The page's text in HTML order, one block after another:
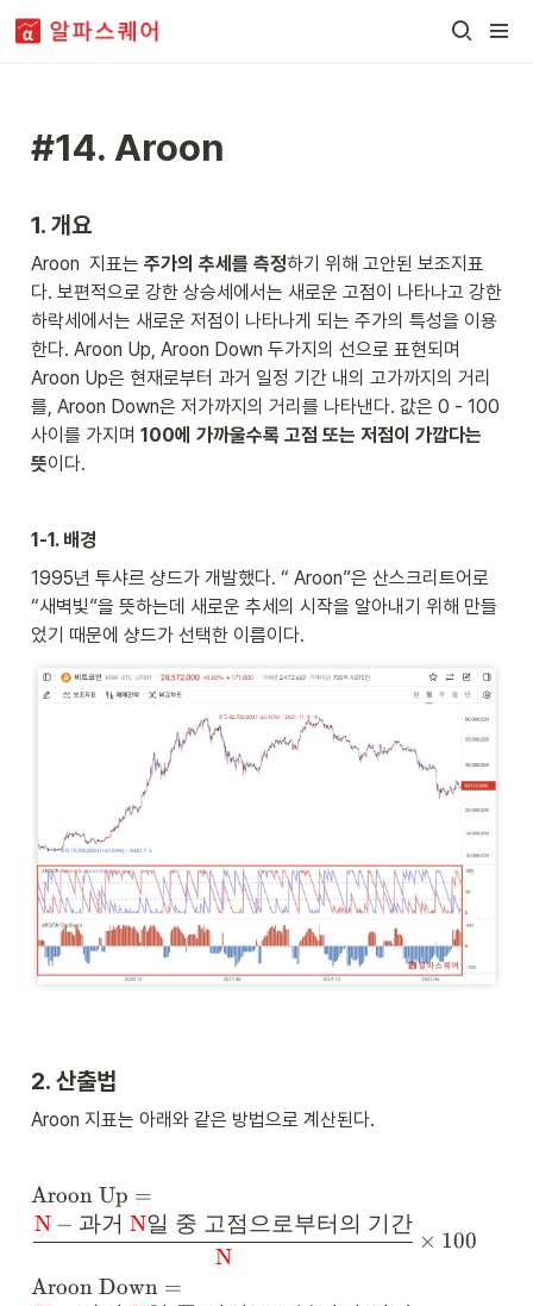
#14. Aroon
1. 개요
Aroon  지표는 주가의 추세를 측정하기 위해 고안된 보조지표
다. 보편적으로 강한 상승세에서는 새로운 고점이 나타나고 강한
하락세에서는 새로운 저점이 나타나게 되는 주가의 특성을 이용
한다. Aroon Up, Aroon Down 두가지의 선으로 표현되며
Aroon Up은 현재로부터 과거 일정 기간 내의 고가까지의 거리
를, Aroon Down은 저가까지의 거리를 나타낸다. 값은 0 - 100
사이를 가지며 100에 가까울수록 고점 또는 저점이 가깝다는
뜻이다.
1-1. 배경
1995년 투샤르 샹드가 개발했다. “ Aroon”은 산스크리트어로
“새벽빛”을 뜻하는데 새로운 추세의 시작을 알아내기 위해 만들
었기 때문에 샹드가 선택한 이름이다.
2. 산출법
Aroon 지표는 아래와 같은 방법으로 계산된다.
\t
ex
t{
ro
Aroon Up =
N
N − 과거 N일 중 고점으로부터의 기간
× 100
\t
Aroon Down =